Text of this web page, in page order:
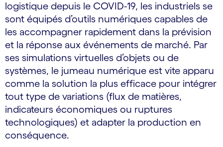
logistique depuis le COVID-19, les industriels se
sont équipés d’outils numériques capables de
les accompagner rapidement dans la prévision
et la réponse aux événements de marché. Par
ses simulations virtuelles d’objets ou de
systèmes, le jumeau numérique est vite apparu
comme la solution la plus efficace pour intégrer
tout type de variations (flux de matières,
indicateurs économiques ou ruptures
technologiques) et adapter la production en
conséquence.